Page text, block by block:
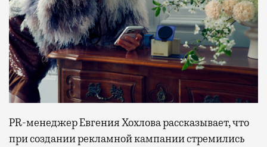
PR-менеджер Евгения Хохлова рассказывает, что
при создании рекламной кампании стремились